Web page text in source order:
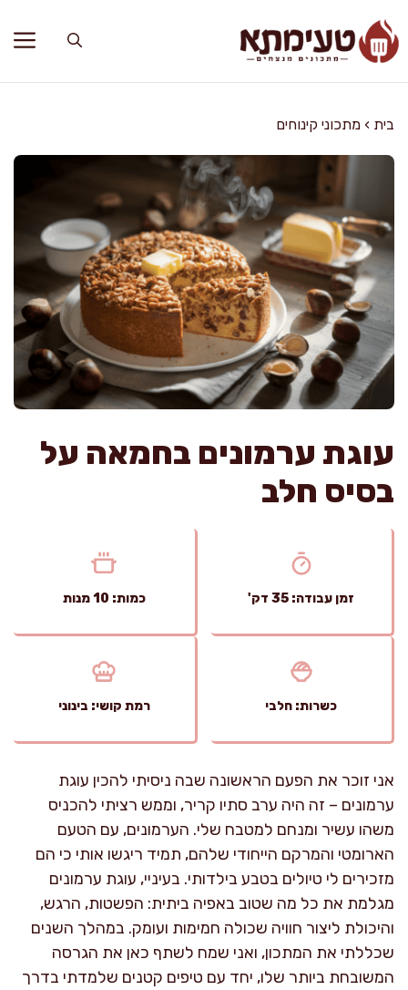
לתוכן
בית › מתכוני קינוחים
עוגת ערמונים בחמאה על
בסיס חלב
זמן עבודה: 35 דק' כמות: 10 מנות
כשרות: חלבי רמת קושי: בינוני
אני זוכר את הפעם הראשונה שבה ניסיתי להכין עוגת
ערמונים – זה היה ערב סתיו קריר, וממש רציתי להכניס
משהו עשיר ומנחם למטבח שלי. הערמונים, עם הטעם
הארומטי והמרקם הייחודי שלהם, תמיד ריגשו אותי כי הם
מזכירים לי טיולים בטבע בילדותי. בעיניי, עוגת ערמונים
מגלמת את כל מה שטוב באפיה ביתית: הפשטות, הרגש,
והיכולת ליצור חוויה שכולה חמימות ועומק. במהלך השנים
שכללתי את המתכון, ואני שמח לשתף כאן את הגרסה
המשובחת ביותר שלו, יחד עם טיפים קטנים שלמדתי בדרך